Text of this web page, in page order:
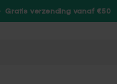
Gratis verzending vanaf €50